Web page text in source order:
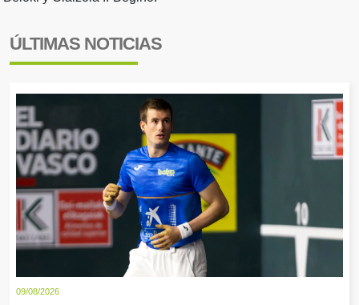
ÚLTIMAS NOTICIAS
09/08/2026